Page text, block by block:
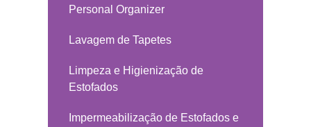
Personal Organizer
Lavagem de Tapetes
Limpeza e Higienização de
Estofados
Impermeabilização de Estofados e